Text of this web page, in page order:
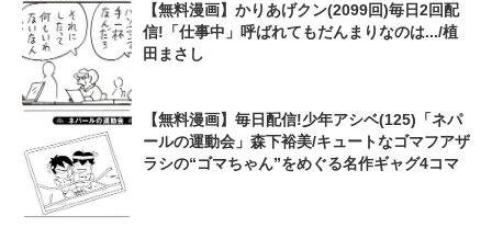
【無料漫画】かりあげクン(2099回)毎日2回配
信!「仕事中」呼ばれてもだんまりなのは.../植
田まさし
【無料漫画】毎日配信!少年アシベ(125)「ネパ
ールの運動会」森下裕美/キュートなゴマフアザ
ラシの“ゴマちゃん”をめぐる名作ギャグ4コマ